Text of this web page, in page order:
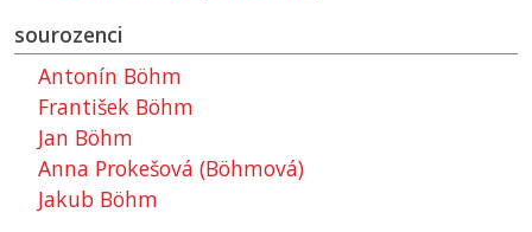
sourozenci
Antonín Böhm
František Böhm
Jan Böhm
Anna Prokešová (Böhmová)
Jakub Böhm